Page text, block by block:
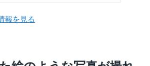
報を見る